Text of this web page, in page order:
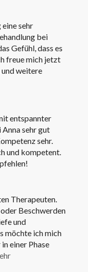
sehr
bei
Gefühl, dass es
freue mich jetzt
und weitere
entspannter
sehr gut
sehr.
und kompetent.
Therapeuten.
Beschwerden
und
möchte ich mich
einer Phase